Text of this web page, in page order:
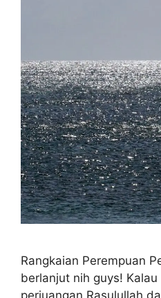
Rangkaian Perempuan
berlanjut nih guys!